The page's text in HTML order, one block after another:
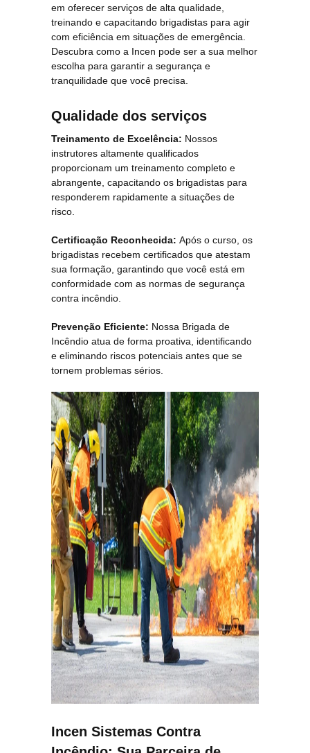
em oferecer serviços de alta qualidade,
treinando e capacitando brigadistas para agir
com eficiência em situações de emergência.
Descubra como a Incen pode ser a sua melhor
escolha para garantir a segurança e
tranquilidade que você precisa.
Qualidade dos serviços
Treinamento de Excelência: Nossos
instrutores altamente qualificados
proporcionam um treinamento completo e
abrangente, capacitando os brigadistas para
responderem rapidamente a situações de
risco.
Certificação Reconhecida: Após o curso, os
brigadistas recebem certificados que atestam
sua formação, garantindo que você está em
conformidade com as normas de segurança
contra incêndio.
Prevenção Eficiente: Nossa Brigada de
Incêndio atua de forma proativa, identificando
e eliminando riscos potenciais antes que se
tornem problemas sérios.
Incen Sistemas Contra